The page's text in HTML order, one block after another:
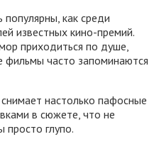
как среди
известных кино-премий.
приходиться по душе,
часто запоминаются
настолько пафосные
в сюжете, что не
глупо.